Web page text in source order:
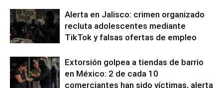
Alerta en Jalisco: crimen organizado
recluta adolescentes mediante
TikTok y falsas ofertas de empleo
Extorsión golpea a tiendas de barrio
en México: 2 de cada 10
comerciantes han sido víctimas, alerta